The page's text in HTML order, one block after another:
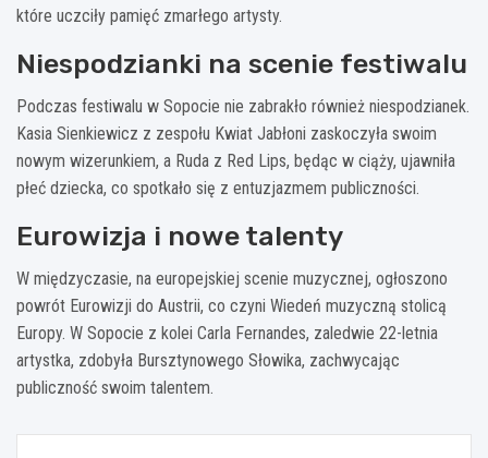
które uczciły pamięć zmarłego artysty.
Niespodzianki na scenie festiwalu
Podczas festiwalu w Sopocie nie zabrakło również niespodzianek.
Kasia Sienkiewicz z zespołu Kwiat Jabłoni zaskoczyła swoim
nowym wizerunkiem, a Ruda z Red Lips, będąc w ciąży, ujawniła
płeć dziecka, co spotkało się z entuzjazmem publiczności.
Eurowizja i nowe talenty
W międzyczasie, na europejskiej scenie muzycznej, ogłoszono
powrót Eurowizji do Austrii, co czyni Wiedeń muzyczną stolicą
Europy. W Sopocie z kolei Carla Fernandes, zaledwie 22-letnia
artystka, zdobyła Bursztynowego Słowika, zachwycając
publiczność swoim talentem.